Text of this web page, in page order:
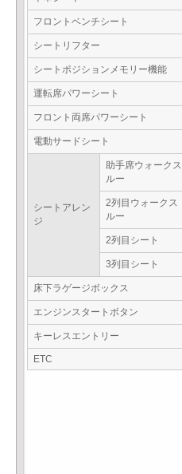
フロントベンチシート
シートリフター
シートポジションメモリー機能
運転席パワーシート
フロント両席パワーシート
電動サードシート
シートアレン
ジ
助手席ウォークス
ルー
2列目ウォークス
ルー
2列目シート
3列目シート
床下ラゲージボックス
エンジンスタートボタン
キーレスエントリー
ETC